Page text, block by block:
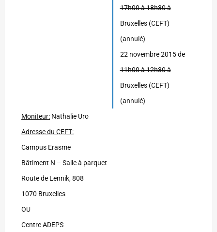
17h00 à 18h30 à
Bruxelles (CEFT)
(annulé)
22 novembre 2015 de
11h00 à 12h30 à
Bruxelles (CEFT)
(annulé)
Moniteur: Nathalie Uro
Adresse du CEFT:
Campus Erasme
Bâtiment N – Salle à parquet
Route de Lennik, 808
1070 Bruxelles
OU
Centre ADEPS